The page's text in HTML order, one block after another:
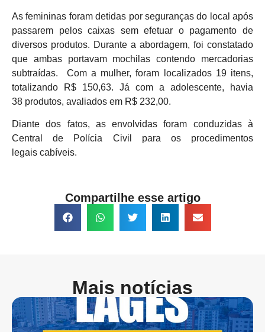
As femininas foram detidas por seguranças do local após
passarem pelos caixas sem efetuar o pagamento de
diversos produtos. Durante a abordagem, foi constatado
que ambas portavam mochilas contendo mercadorias
subtraídas. Com a mulher, foram localizados 19 itens,
totalizando R$ 150,63. Já com a adolescente, havia
38 produtos, avaliados em R$ 232,00.
Diante dos fatos, as envolvidas foram conduzidas à
Central de Polícia Civil para os procedimentos
legais cabíveis.
Compartilhe esse artigo
Mais notícias